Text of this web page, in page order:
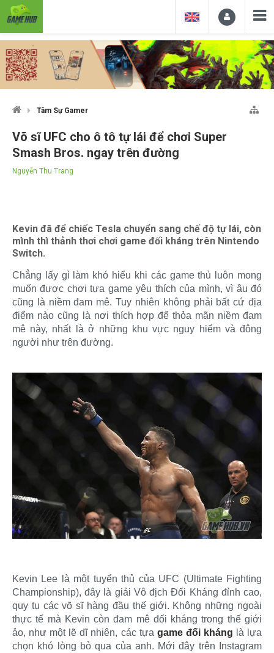
Tâm Sự Gamer
Võ sĩ UFC cho ô tô tự lái để chơi Super
Smash Bros. ngay trên đường
Nguyễn Thu Trang
Kevin đã để chiếc Tesla chuyển sang chế độ tự lái, còn
mình thì thảnh thơi chơi game đối kháng trên Nintendo
Switch.
Chẳng lấy gì làm khó hiểu khi các game thủ luôn mong
muốn được chơi tựa game yêu thích của mình, vì âu đó
cũng là niềm đam mê. Tuy nhiên không phải bất cứ địa
điểm nào cũng là nơi thích hợp để thỏa mãn niềm đam
mê này, nhất là ở những khu vực nguy hiểm và đông
người như trên đường.
Kevin Lee là một tuyển thủ của UFC (Ultimate Fighting
Championship), đây là giải Vô địch Đối Kháng đỉnh cao,
quy tụ các võ sĩ hàng đầu thế giới. Không những ngoài
thực tế mà Kevin còn đam mê đối kháng trong thế giới
ảo, như một lẽ dĩ nhiên, các tựa game đối kháng là lựa
chọn khó lòng bỏ qua của anh. Mới đây trên Instagram